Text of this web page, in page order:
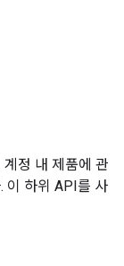
정 내 제품에 관
이 하위 API를 사